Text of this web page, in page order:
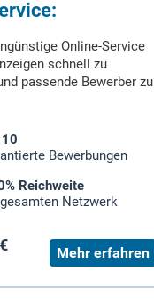
Online-Service
schnell zu
passende Bewerber zu
Bewerbungen
Reichweite
Netzwerk
Mehr erfahren